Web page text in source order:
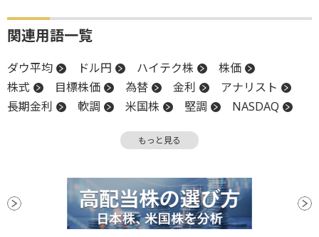
関連用語一覧
ダウ平均 ドル円 ハイテク株
株価
株式
目標株価 為替 金利
アナリスト
長期金利
軟調 米国株 堅調
NASDAQ
もっと見る